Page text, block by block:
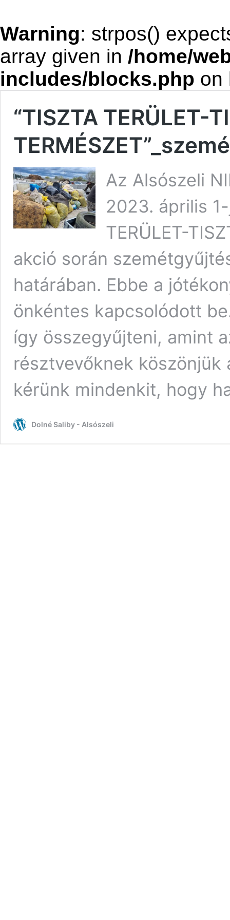
Warning: strpos()
array given in /home/
includes/blocks.php on
“TISZTA TERÜLET-
Az Alsószeli
2023. április
TERÜLET-
akció során
határában. Ebbe a
önkéntes kapcsolódott
így összegyűjteni, amint
résztvevőknek
kérünk mindenkit, hogy
Dolné Saliby - Alsószeli